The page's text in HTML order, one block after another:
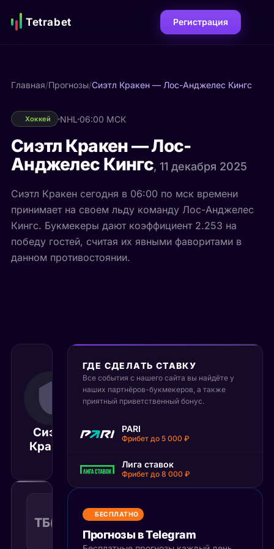
Tetrabet Регистрация
Главная/Прогнозы/Сиэтл Кракен — Лос-Анджелес Кингс
Хоккей NHL 06:00 МСК
Сиэтл Кракен — Лос-
Анджелес Кингс, 11 декабря 2025
Сиэтл Кракен сегодня в 06:00 по мск времени
принимает на своем льду команду Лос-Анджелес
Кингс. Букмекеры дают коэффициент 2.253 на
победу гостей, считая их явными фаворитами в
данном противостоянии.
Сиэтл
Кракен
11 декабря 2025
06:00
МСК
Матч завершён
ТБ(4.5)
больше
4.5
Рекомендуемая
ставка
КФ1.44
ГДЕ СДЕЛАТЬ СТАВКУ
Все события с нашего сайта вы найдёте у
наших партнёров-букмекеров, а также
приятный приветственный бонус.
PARI
Фрибет до 5 000 ₽
Лига ставок
Фрибет до 8 000 ₽
БЕСПЛАТНО
Прогнозы в Telegram